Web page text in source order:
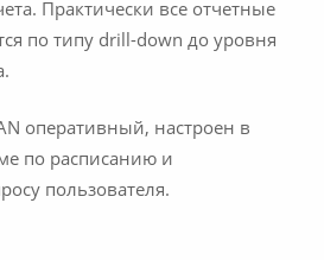
Практически все отчетные
по типу drill-down до уровня
оперативный, настроен в
по расписанию и
пользователя.